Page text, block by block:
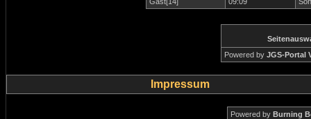
Powered by JGS-Portal
Impressum
Powered by Burning